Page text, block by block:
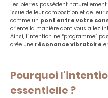
Les pierres possèdent
issue de leur composition et de leur
comme un pont entre votre
oriente la manière dont vous allez
Ainsi, l’intention ne “programme”
crée une résonance vibratoire
Pourquoi
essentielle ?